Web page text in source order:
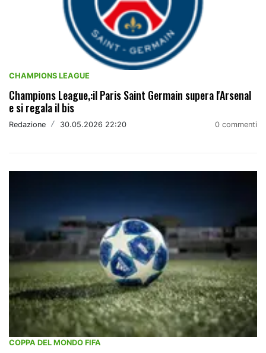
CHAMPIONS LEAGUE
Champions League,:il Paris Saint Germain supera l'Arsenal
e si regala il bis
Redazione / 30.05.2026 22:20 0 commenti
COPPA DEL MONDO FIFA